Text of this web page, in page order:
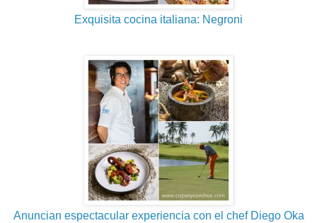
Exquisita cocina italiana: Negroni
Anuncian espectacular experiencia con el chef Diego Oka